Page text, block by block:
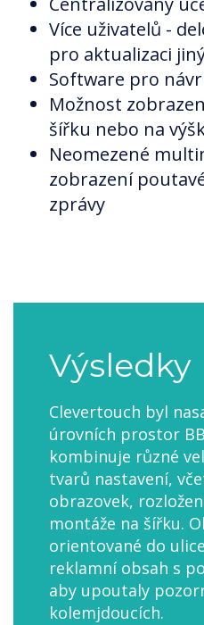
Více uživatelů -
pro aktualizaci
Software pro
Možnost
šířku nebo na
Neomezené
zobrazení
zprávy
Výsledky
Clevertouch byl
úrovních prostor
kombinuje různé
tvarů nastavení,
obrazovek,
montáže na šířku.
orientované do
reklamní obsah s
aby upoutaly
kolemjdoucích.